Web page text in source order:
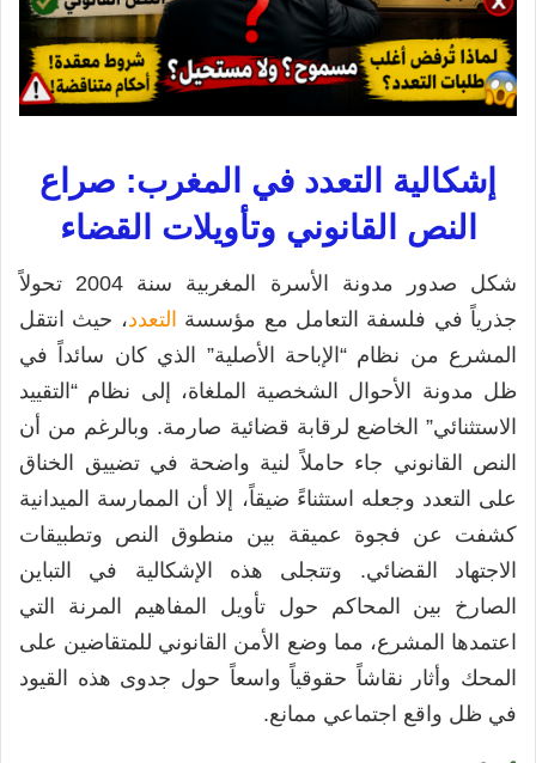
إشكالية التعدد في المغرب: صراع
النص القانوني وتأويلات القضاء
شكل صدور مدونة الأسرة المغربية سنة 2004 تحولاً
جذرياً في فلسفة التعامل مع مؤسسة التعدد، حيث انتقل
المشرع من نظام “الإباحة الأصلية” الذي كان سائداً في
ظل مدونة الأحوال الشخصية الملغاة، إلى نظام “التقييد
الاستثنائي” الخاضع لرقابة قضائية صارمة. وبالرغم من أن
النص القانوني جاء حاملاً لنية واضحة في تضييق الخناق
على التعدد وجعله استثناءً ضيقاً، إلا أن الممارسة الميدانية
كشفت عن فجوة عميقة بين منطوق النص وتطبيقات
الاجتهاد القضائي. وتتجلى هذه الإشكالية في التباين
الصارخ بين المحاكم حول تأويل المفاهيم المرنة التي
اعتمدها المشرع، مما وضع الأمن القانوني للمتقاضين على
المحك وأثار نقاشاً حقوقياً واسعاً حول جدوى هذه القيود
في ظل واقع اجتماعي ممانع.